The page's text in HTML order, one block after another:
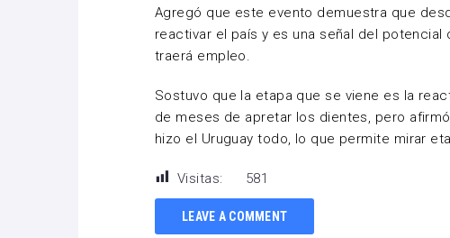
Agregó que este evento demuestra que
reactivar el país y es una señal del
traerá empleo.
Sostuvo que la etapa que se viene es la
de meses de apretar los dientes, pero
hizo el Uruguay todo, lo que permite mirar
Visitas: 581
LEAVE A COMMENT